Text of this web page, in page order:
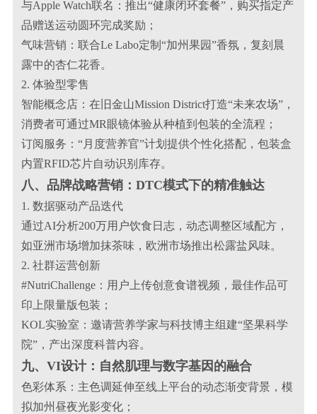
与Apple Watch联名：推出“健康闭环套餐”，购买指定产
品赠送运动圆环完成奖励；
气味营销：联合Le Labo定制“加州果园”香氛，复刻晨
露中的杏仁花香。
2. 体验型零售
智能概念店：在旧金山Mission District打造“未来农场”，
消费者可通过MR眼镜体验从种植到包装的全流程；
订阅服务：“月度营养官”计划提供个性化搭配，包装盒
内置RFID芯片自动识别库存。
八、品牌战略营销：DTC模式下的精准触达
1. 数据驱动产品迭代
通过AI分析200万用户饮食日志，动态调整区域配方，
如亚洲市场增加抹茶味，欧洲市场推出松露盐风味。
2. 社群运营创新
#NutriChallenge：用户上传创意食谱视频，最佳作品可
印上限量版包装；
KOL实验室：邀请营养学家与科技博主组建“坚果科学
院”，产出深度科普内容。
九、VI设计：自然肌理与数字基因的融合
色彩体系：主色调延伸至线上平台的动态渐变背景，模
拟加州昼夜光影变化；